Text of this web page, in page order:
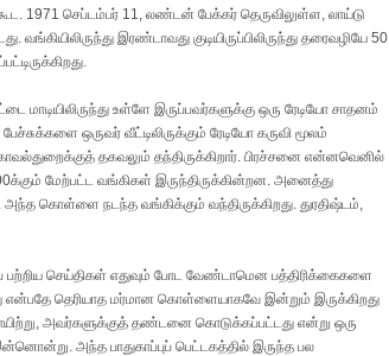
1971 செப்டம்பர் 11, லண்டன் பேக்கர் தெருவிலுள்ள, லாய்டு
இரண்டாவது குடியிருப்பிலிருந்து தரைவழியே 50
உள்ளே இருப்பவர்களுக்கு ஒரு ரேடியோ சாதனம்
ஒருவர் வீட்டிலிருக்கும் ரேடியோ கருவி மூலம்
காவல்துறைக்குத் தகவலும் தந்திருக்கிறார். பிரச்சனை என்னவெனில்
மேற்பட்ட வங்கிகள் இருந்திருக்கின்றன. அனைத்து
அந்த கொள்ளை நடந்த வங்கிக்கும் வந்திருக்கிறது. துரதிஷ்டம்,
பற்றிய செய்திகள் எதுவும் போட வேண்டாமென பத்திரிக்கைகளை
தெரியாத மர்மான கொள்ளையாகவே இன்றும் இருக்கிறது
அவர்களுக்குத் தண்டனை கொடுக்கப்பட்டது என்று ஒரு
அந்த பாதுகாப்புப் பெட்டகத்தில் இருந்த பல